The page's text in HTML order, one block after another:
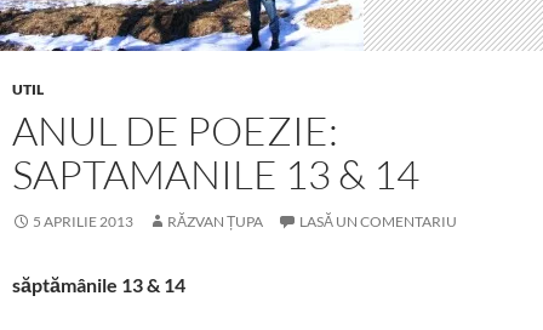
UTIL
ANUL DE POEZIE:
SAPTAMANILE 13 & 14
5 APRILIE 2013 RĂZVAN ȚUPA LASĂ UN COMENTARIU
săptămânile 13 & 14